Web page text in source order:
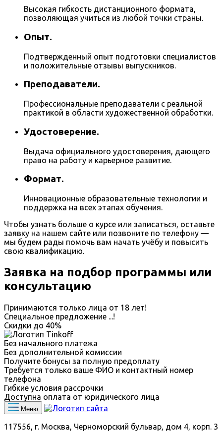
Высокая гибкость дистанционного формата,
позволяющая учиться из любой точки страны.
Опыт.
Подтвержденный опыт подготовки специалистов
и положительные отзывы выпускников.
Преподаватели.
Профессиональные преподаватели с реальной
практикой в области художественной обработки.
Удостоверение.
Выдача официального удостоверения, дающего
право на работу и карьерное развитие.
Формат.
Инновационные образовательные технологии и
поддержка на всех этапах обучения.
Чтобы узнать больше о курсе или записаться, оставьте
заявку на нашем сайте или позвоните по телефону —
мы будем рады помочь вам начать учёбу и повысить
свою квалификацию.
Заявка на подбор программы или
консультацию
Принимаются только лица от 18 лет!
Специальное предложение ...!
Скидки до 40%
Без начального платежа
Без дополнительной комиссии
Получите бонусы за полную предоплату
Требуется только ваше ФИО и контактный номер
телефона
Гибкие условия рассрочки
Доступна оплата от юридического лица
Меню
117556, г. Москва, Черноморский бульвар, дом 4, корп. 3